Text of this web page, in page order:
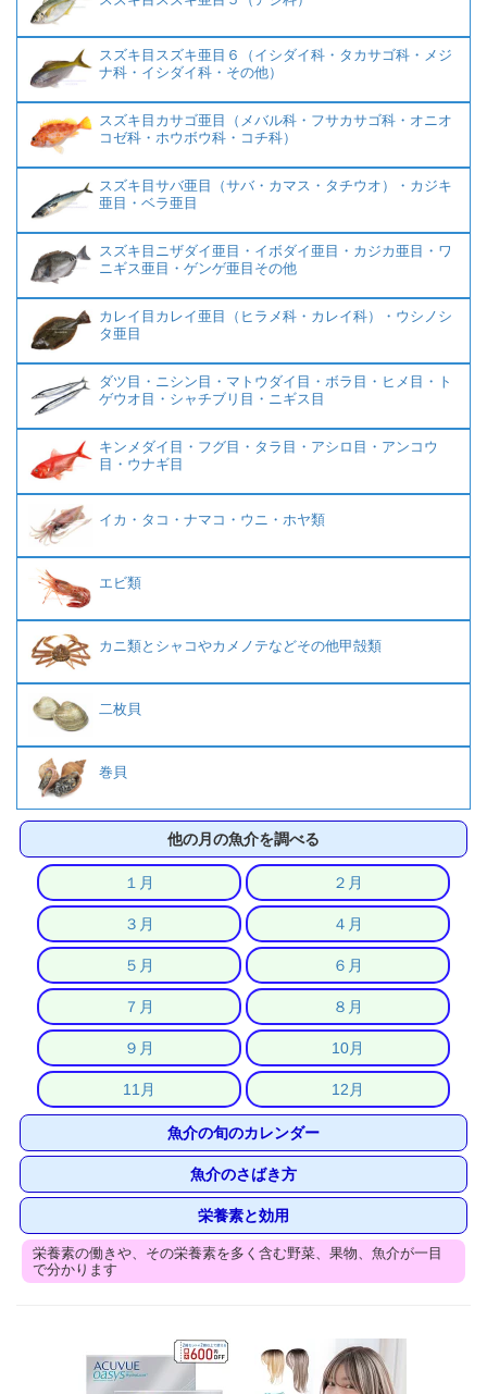
スズキ目スズキ亜目６（イシダイ科・タカサゴ科・メジ
ナ科・イシダイ科・その他）
スズキ目カサゴ亜目（メバル科・フサカサゴ科・オニオ
コゼ科・ホウボウ科・コチ科）
スズキ目サバ亜目（サバ・カマス・タチウオ）・カジキ
亜目・ベラ亜目
スズキ目ニザダイ亜目・イボダイ亜目・カジカ亜目・ワ
ニギス亜目・ゲンゲ亜目その他
カレイ目カレイ亜目（ヒラメ科・カレイ科）・ウシノシ
タ亜目
ダツ目・ニシン目・マトウダイ目・ボラ目・ヒメ目・ト
ゲウオ目・シャチブリ目・ニギス目
キンメダイ目・フグ目・タラ目・アシロ目・アンコウ
目・ウナギ目
イカ・タコ・ナマコ・ウニ・ホヤ類
エビ類
カニ類とシャコやカメノテなどその他甲殻類
二枚貝
巻貝
他の月の魚介を調べる
１月 ２月
３月 ４月
５月 ６月
７月 ８月
９月 10月
11月 12月
魚介の旬のカレンダー
魚介のさばき方
栄養素と効用
栄養素の働きや、その栄養素を多く含む野菜、果物、魚介が一目
で分かります